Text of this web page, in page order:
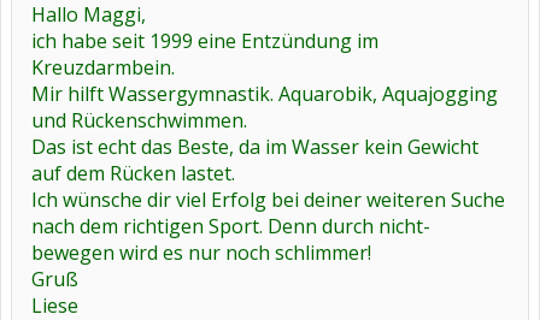
Hallo Maggi,
ich habe seit 1999 eine Entzündung im
Kreuzdarmbein.
Mir hilft Wassergymnastik. Aquarobik, Aquajogging
und Rückenschwimmen.
Das ist echt das Beste, da im Wasser kein Gewicht
auf dem Rücken lastet.
Ich wünsche dir viel Erfolg bei deiner weiteren Suche
nach dem richtigen Sport. Denn durch nicht-
bewegen wird es nur noch schlimmer!
Gruß
Liese